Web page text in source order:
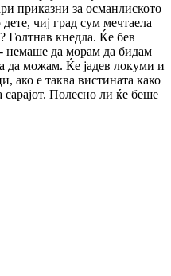
приказни за османлиското
чиј град сум мечтаела
Голтнав кнедла. Ќе бев
немаше да морам да бидам
да можам. Ќе јадев локуми и
ако е таква вистината како
Полесно ли ќе беше